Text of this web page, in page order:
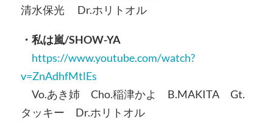
清水保光 Dr.ホリトオル
・私は嵐/SHOW-YA
https://www.youtube.com/watch?
v=ZnAdhfMtlEs
Vo.あき姉 Cho.稲津かよ B.MAKITA Gt.
タッキー Dr.ホリトオル